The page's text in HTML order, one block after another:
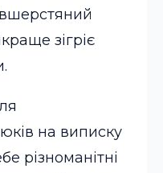
зігріє
на виписку
різноманітні